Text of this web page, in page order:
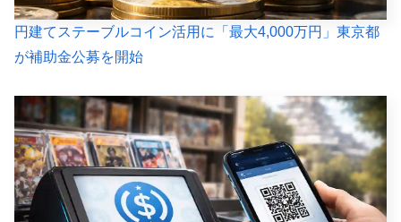
円建てステーブルコイン活用に「最大4,000万円」東京都
が補助金公募を開始